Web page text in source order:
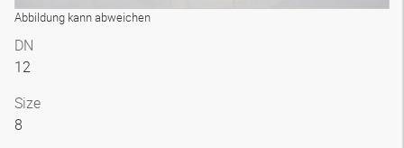
Abbildung kann abweichen
DN
12
Size
8